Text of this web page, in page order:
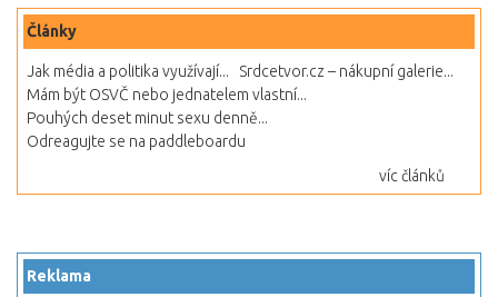
Články
Jak média a politika využívají...
Srdcetvor.cz – nákupní galerie...
Mám být OSVČ nebo jednatelem vlastní...
Pouhých deset minut sexu denně...
Odreagujte se na paddleboardu
víc článků
Reklama